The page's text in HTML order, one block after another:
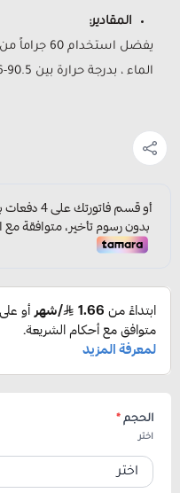
المقادير:
الماء ، بدرجة حرارة بين 90.5-96 درجة
الحجم *
اختر